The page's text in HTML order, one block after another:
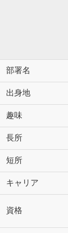
部署名
出身地
趣味
長所
短所
キャリア
資格